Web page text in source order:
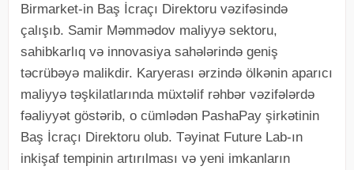
Birmarket-in Baş İcraçı Direktoru vəzifəsində
çalışıb. Samir Məmmədov maliyyə sektoru,
sahibkarlıq və innovasiya sahələrində geniş
təcrübəyə malikdir. Karyerası ərzində ölkənin aparıcı
maliyyə təşkilatlarında müxtəlif rəhbər vəzifələrdə
fəaliyyət göstərib, o cümlədən PashaPay şirkətinin
Baş İcraçı Direktoru olub. Təyinat Future Lab-ın
inkişaf tempinin artırılması və yeni imkanların